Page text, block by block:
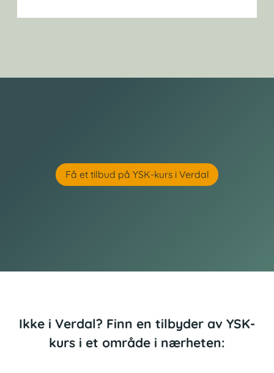
Få et tilbud på YSK-kurs i Verdal
Ikke i Verdal? Finn en tilbyder av YSK-
kurs i et område i nærheten: